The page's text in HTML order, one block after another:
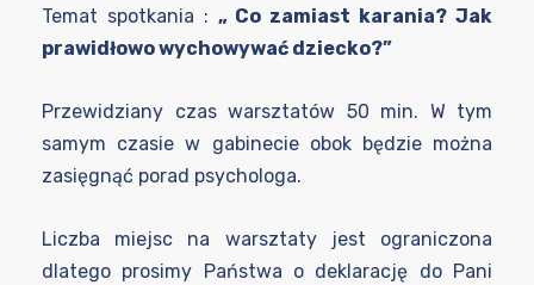
Temat spotkania : „ Co zamiast karania? Jak
prawidłowo wychowywać dziecko?”
Przewidziany czas warsztatów 50 min. W tym
samym czasie w gabinecie obok będzie można
zasięgnąć porad psychologa.
Liczba miejsc na warsztaty jest ograniczona
dlatego prosimy Państwa o deklarację do Pani